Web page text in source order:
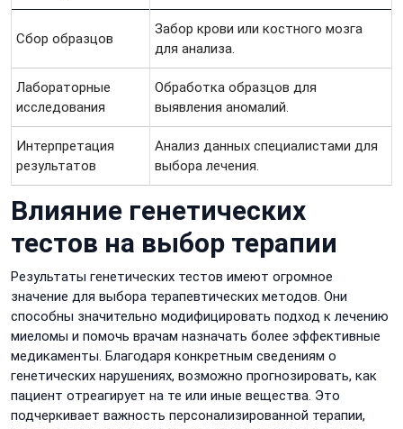
Сбор образцов
Забор крови или костного мозга
для анализа.
Лабораторные
исследования
Обработка образцов для
выявления аномалий.
Интерпретация
результатов
Анализ данных специалистами для
выбора лечения.
Влияние генетических
тестов на выбор терапии
Результаты генетических тестов имеют огромное
значение для выбора терапевтических методов. Они
способны значительно модифицировать подход к лечению
миеломы и помочь врачам назначать более эффективные
медикаменты. Благодаря конкретным сведениям о
генетических нарушениях, возможно прогнозировать, как
пациент отреагирует на те или иные вещества. Это
подчеркивает важность персонализированной терапии,